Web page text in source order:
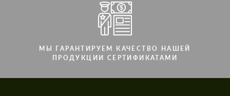
МЫ ГАРАНТИРУЕМ КАЧЕСТВО НАШЕЙ
ПРОДУКЦИИ СЕРТИФИКАТАМИ